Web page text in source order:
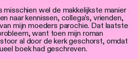
misschien wel de makkelijkste manier
naar kennissen, collega’s, vrienden,
mijn moeders parochie. Dat laatste
want toen mijn roman
al door de kerk geschorst, omdat
boek had geschreven.